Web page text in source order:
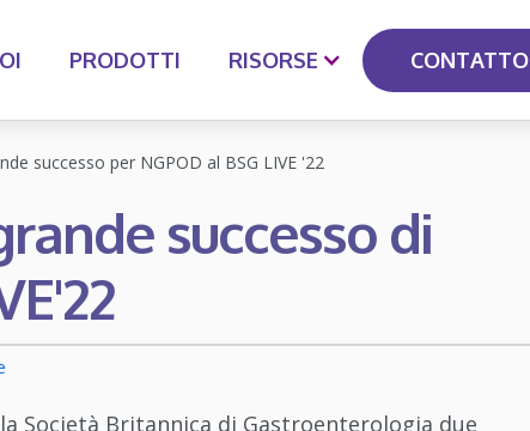
PRODOTTI RISORSE CONTATTO
successo per NGPOD al BSG LIVE '22
successo di
Società Britannica di Gastroenterologia due